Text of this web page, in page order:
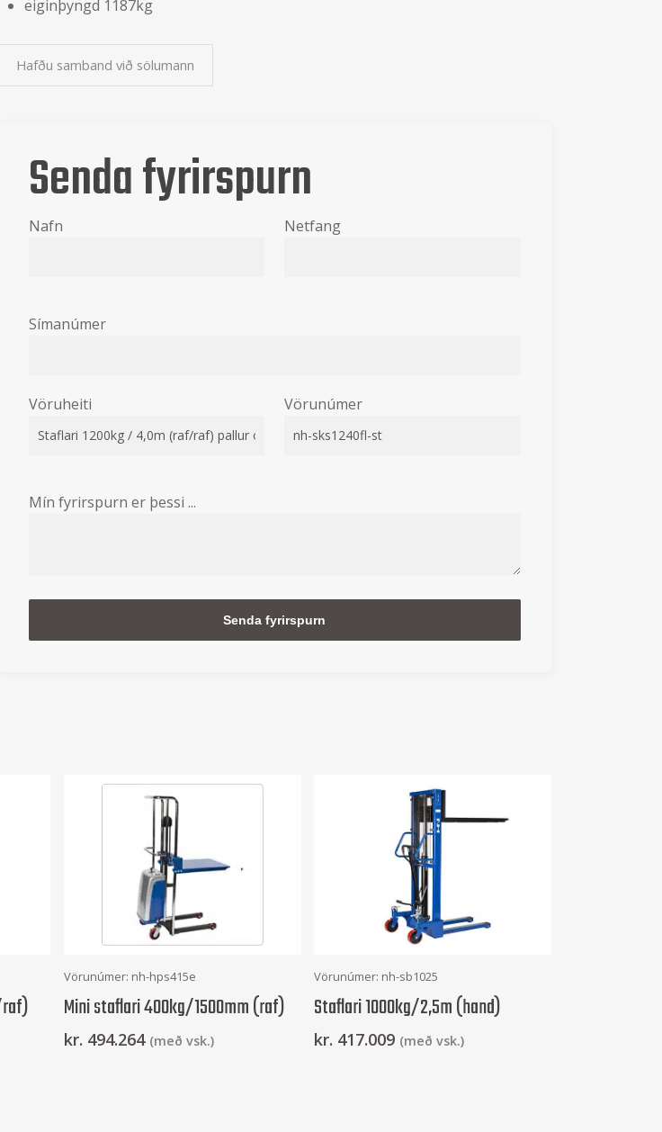
eiginþyngd 1187kg
Hafðu samband við sölumann
Senda fyrirspurn
Nafn Netfang
Símanúmer
Vöruheiti Vörunúmer
Mín fyrirspurn er þessi ...
Setja Í Körfu
Vörunúmer: nh-hps415e
Mini staflari 400kg/1500mm (raf)
kr. 494.264 (með vsk.)
Frekari Upplýsingar
Vörunúmer: nh-sb1025
Staflari 1000kg/2,5m (hand)
kr. 417.009 (með vsk.)